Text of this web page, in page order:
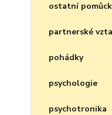
ostatní
partnerské
pohádky
psychologie
psychotronika